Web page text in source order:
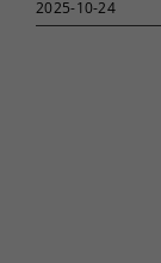
2025-10-24